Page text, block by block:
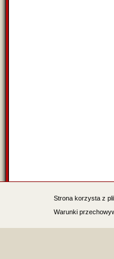
Strona korzysta z
Warunki